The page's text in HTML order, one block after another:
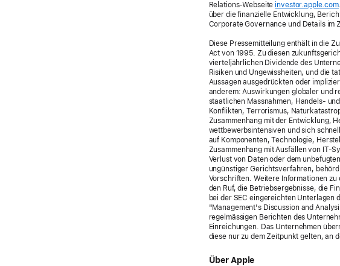
Relations-Webseite investor.apple.com
über die finanzielle Entwicklung,
Corporate Governance und Details im
Diese Pressemitteilung enthält in die
Act von 1995. Zu diesen
vierteljährlichen Dividende des
Risiken und Ungewissheiten, und die
Aussagen ausgedrückten oder
anderem: Auswirkungen globaler und
staatlichen Massnahmen, Handels-
Konflikten, Terrorismus,
Zusammenhang mit der Entwicklung,
wettbewerbsintensiven und sich
auf Komponenten, Technologie,
Zusammenhang mit Ausfällen von IT-
Verlust von Daten oder dem
ungünstiger Gerichtsverfahren,
Vorschriften. Weitere Informationen
den Ruf, die Betriebsergebnisse, die
bei der SEC eingereichten
"Management's Discussion and
regelmässigen Berichten des
Einreichungen. Das Unternehmen
diese nur zu dem Zeitpunkt gelten, an
Über Apple